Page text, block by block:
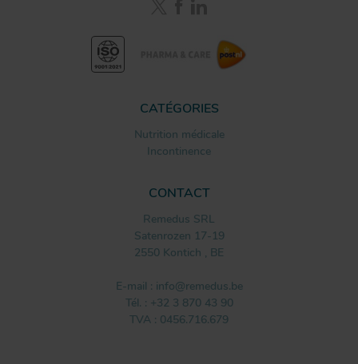
CATÉGORIES
Nutrition médicale
Incontinence
CONTACT
Remedus SRL
Satenrozen 17-19
2550 Kontich , BE
E-mail : info@remedus.be
Tél. : +32 3 870 43 90
TVA : 0456.716.679